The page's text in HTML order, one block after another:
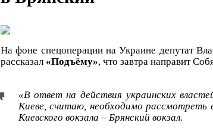
На фоне спецоперации на Украине депутат
рассказал «Подъёму», что завтра направит
«В ответ на действия украинских
Киеве, считаю, необходимо рассмотреть
Киевского вокзала – Брянский вокзал.